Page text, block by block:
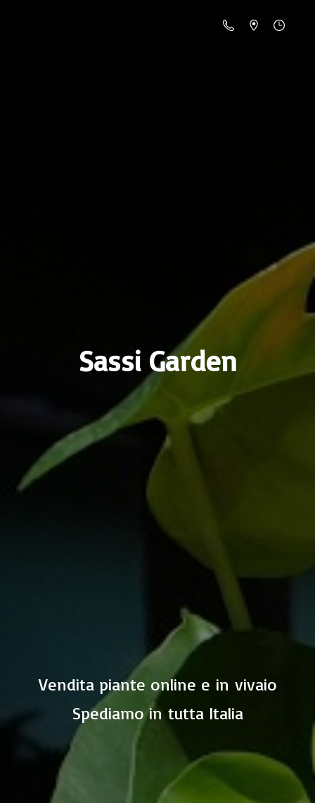
Sassi Garden
Vendita piante online e in vivaio
Spediamo in tutta Italia